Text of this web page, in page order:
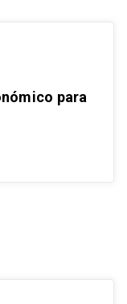
para